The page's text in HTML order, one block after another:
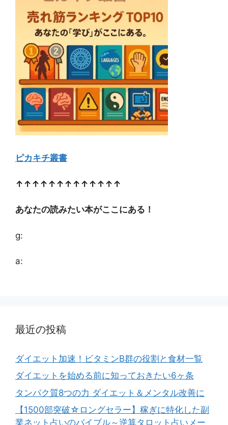
ピカキチ叢書
↑↑↑↑↑↑↑↑↑↑↑↑↑
あなたの読みたい本がここにある！
g:
a:
最近の投稿
ダイエット加速！ビタミンB群の役割と食材一覧
ダイエットを始める前に知っておきたい6ヶ条
タンパク質8つの力 ダイエット＆メンタル改善に
【1500部突破☆ロングセラー】稼ぎに特化した副
業ネット占いのバイブル～逆算タロット占いメー